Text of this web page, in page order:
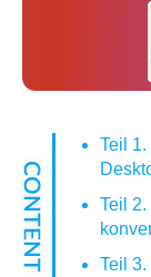
Teil
Teil
Teil